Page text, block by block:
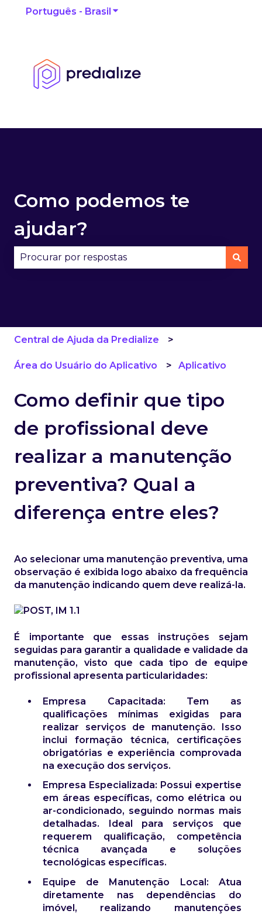
Português - Brasil Mostrar submenu para
Como podemos te
ajudar?
Central de Ajuda da Predialize
Área do Usuário do Aplicativo Aplicativo
Como definir que tipo
de profissional deve
realizar a manutenção
preventiva? Qual a
diferença entre eles?
Ao selecionar uma manutenção preventiva, uma
observação é exibida logo abaixo da frequência
da manutenção indicando quem deve realizá-la.
É importante que essas instruções sejam
seguidas para garantir a qualidade e validade da
manutenção, visto que cada tipo de equipe
profissional apresenta particularidades:
Empresa Capacitada: Tem as
qualificações mínimas exigidas para
realizar serviços de manutenção. Isso
inclui formação técnica, certificações
obrigatórias e experiência comprovada
na execução dos serviços.
Empresa Especializada: Possui expertise
em áreas específicas, como elétrica ou
ar-condicionado, seguindo normas mais
detalhadas. Ideal para serviços que
requerem qualificação, competência
técnica avançada e soluções
tecnológicas específicas.
Equipe de Manutenção Local: Atua
diretamente nas dependências do
imóvel, realizando manutenções